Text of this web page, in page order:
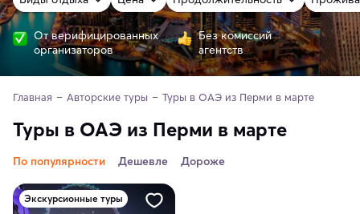
От верифицированных
организаторов
Без комиссий
агентств
Главная Авторские туры Туры в ОАЭ из Перми в марте
Туры в ОАЭ из Перми в марте
По популярности Дешевле Дороже
Экскурсионные туры